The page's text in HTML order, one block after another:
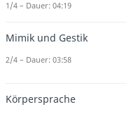
1/4 – Dauer: 04:19
Mimik und Gestik
2/4 – Dauer: 03:58
Körpersprache